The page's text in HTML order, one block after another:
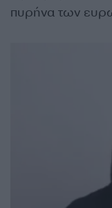
πυρήνα των